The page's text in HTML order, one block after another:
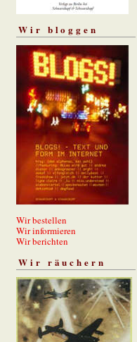
Wir bloggen
Wir bestellen
Wir informieren
Wir berichten
Wir räuchern